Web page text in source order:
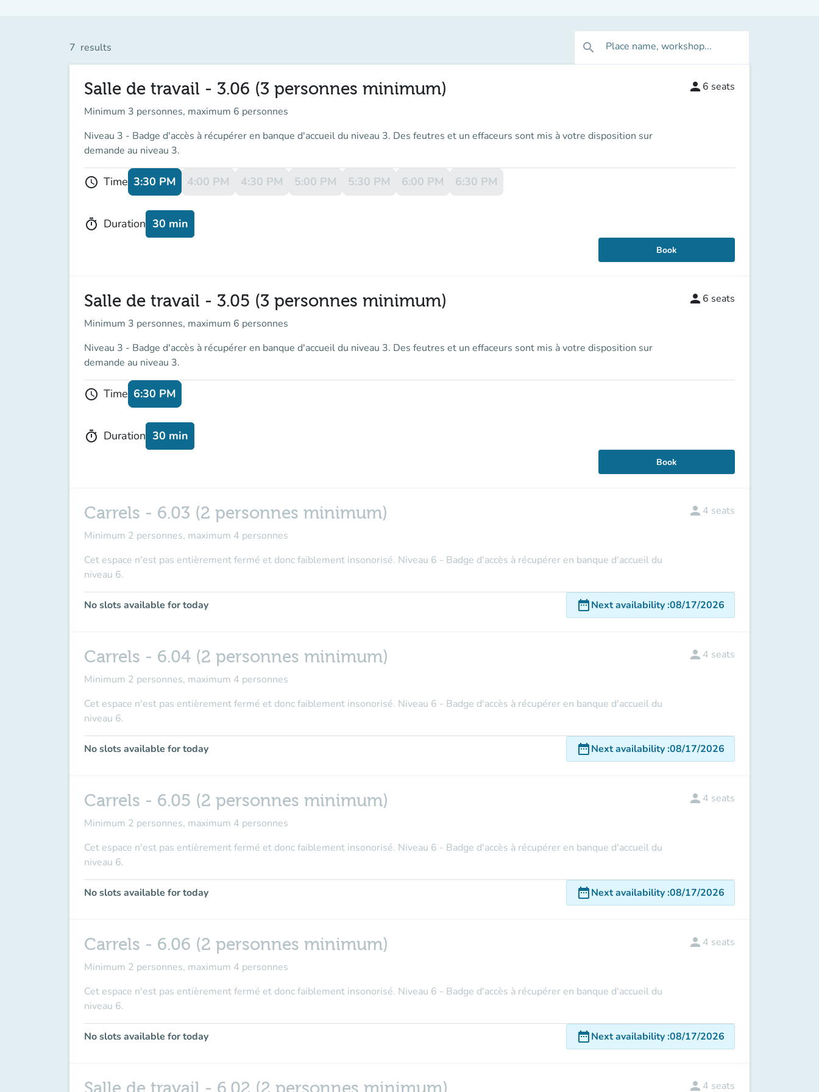
7 results search Place name, workshop...
Salle de travail - 3.06 (3 personnes minimum)
Minimum 3 personnes, maximum 6 personnes
Niveau 3 - Badge d'accès à récupérer en banque d'accueil du niveau 3. Des feutres et un effaceurs sont mis à votre disposition sur
demande au niveau 3.
person 6 seats
schedule Time 3:30 PM 4:00 PM 4:30 PM 5:00 PM 5:30 PM 6:00 PM 6:30 PM
timer Duration 30 min
Book
Salle de travail - 3.05 (3 personnes minimum)
Minimum 3 personnes, maximum 6 personnes
Niveau 3 - Badge d'accès à récupérer en banque d'accueil du niveau 3. Des feutres et un effaceurs sont mis à votre disposition sur
demande au niveau 3.
person 6 seats
schedule Time 6:30 PM
timer Duration 30 min
Book
Carrels - 6.03 (2 personnes minimum)
Minimum 2 personnes, maximum 4 personnes
Cet espace n'est pas entièrement fermé et donc faiblement insonorisé. Niveau 6 - Badge d'accès à récupérer en banque d'accueil du
niveau 6.
person 4 seats
No slots available for today date_rangeNext availability:08/17/2026
Carrels - 6.04 (2 personnes minimum)
Minimum 2 personnes, maximum 4 personnes
Cet espace n'est pas entièrement fermé et donc faiblement insonorisé. Niveau 6 - Badge d'accès à récupérer en banque d'accueil du
niveau 6.
person 4 seats
No slots available for today date_rangeNext availability:08/17/2026
Carrels - 6.05 (2 personnes minimum)
Minimum 2 personnes, maximum 4 personnes
Cet espace n'est pas entièrement fermé et donc faiblement insonorisé. Niveau 6 - Badge d'accès à récupérer en banque d'accueil du
niveau 6.
person 4 seats
No slots available for today date_rangeNext availability:08/17/2026
Carrels - 6.06 (2 personnes minimum)
Minimum 2 personnes, maximum 4 personnes
Cet espace n'est pas entièrement fermé et donc faiblement insonorisé. Niveau 6 - Badge d'accès à récupérer en banque d'accueil du
niveau 6.
person 4 seats
No slots available for today date_rangeNext availability:08/17/2026
person 4 seats